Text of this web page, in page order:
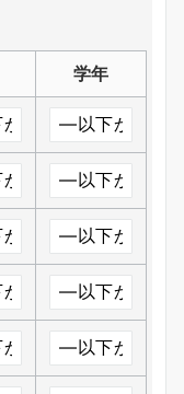
学年